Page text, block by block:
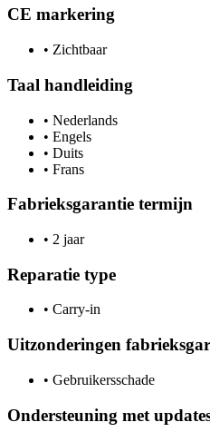
CE markering
• Zichtbaar
Taal handleiding
• Nederlands
• Engels
• Duits
• Frans
Fabrieksgarantie termijn
• 2 jaar
Reparatie type
• Carry-in
Uitzonderingen
• Gebruikersschade
Ondersteuning met